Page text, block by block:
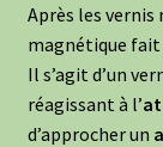
Après les vernis
magnétique fait
Il s’agit d’un
réagissant à l’
d’approcher un